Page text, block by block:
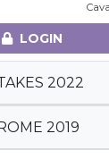
LOGIN
2022
2019